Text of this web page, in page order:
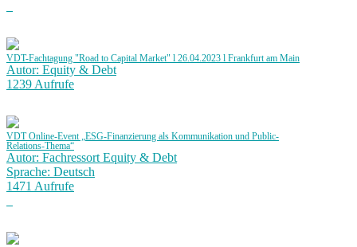
VDT-Fachtagung "Road to Capital Market" l 26.04.2023 l Frankfurt am Main
Autor: Equity & Debt
1239 Aufrufe
VDT Online-Event „ESG-Finanzierung als Kommunikation und Public-
Relations-Thema“
Autor: Fachressort Equity & Debt
Sprache: Deutsch
1471 Aufrufe